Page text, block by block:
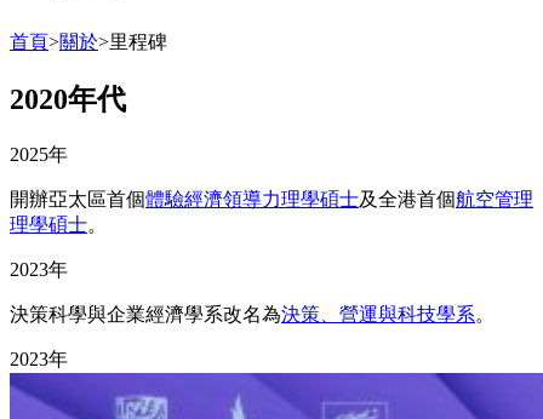
首頁>關於>里程碑
2020年代
2025年
開辦亞太區首個體驗經濟領導力理學碩士及全港首個航空管理
理學碩士。
2023年
決策科學與企業經濟學系改名為決策、營運與科技學系。
2023年